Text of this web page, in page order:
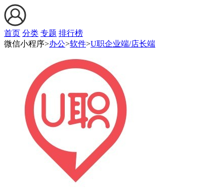
首页 分类 专题 排行榜
微信小程序>办公>软件>U职企业端/店长端